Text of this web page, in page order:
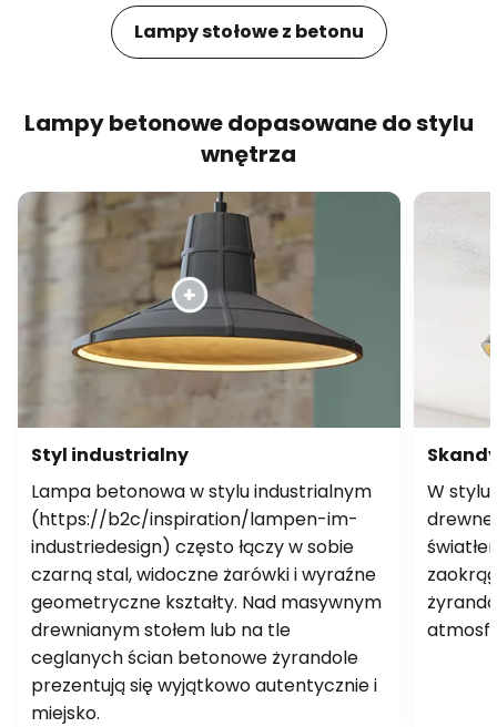
Lampy stołowe z betonu
Lampy betonowe dopasowane do stylu
wnętrza
Styl industrialny
Lampa betonowa w stylu industrialnym
(https://b2c/inspiration/lampen-im-
industriedesign) często łączy w sobie
czarną stal, widoczne żarówki i wyraźne
geometryczne kształty. Nad masywnym
drewnianym stołem lub na tle
ceglanych ścian betonowe żyrandole
prezentują się wyjątkowo autentycznie i
miejsko.
W stylu